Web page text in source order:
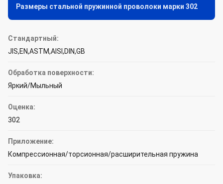
Размеры стальной пружинной проволоки марки 302
Стандартный:
JIS,EN,ASTM,AISI,DIN,GB
Обработка поверхности:
Яркий/Мыльный
Оценка:
302
Приложение:
Компрессионная/торсионная/расширительная пружина
Упаковка: